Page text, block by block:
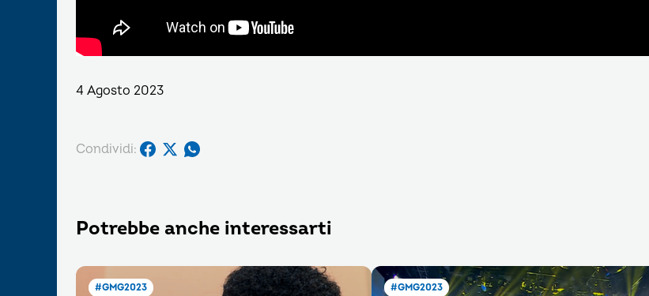
4 Agosto 2023
Condividi:
Potrebbe anche interessarti
#GMG2023 #GMG2023